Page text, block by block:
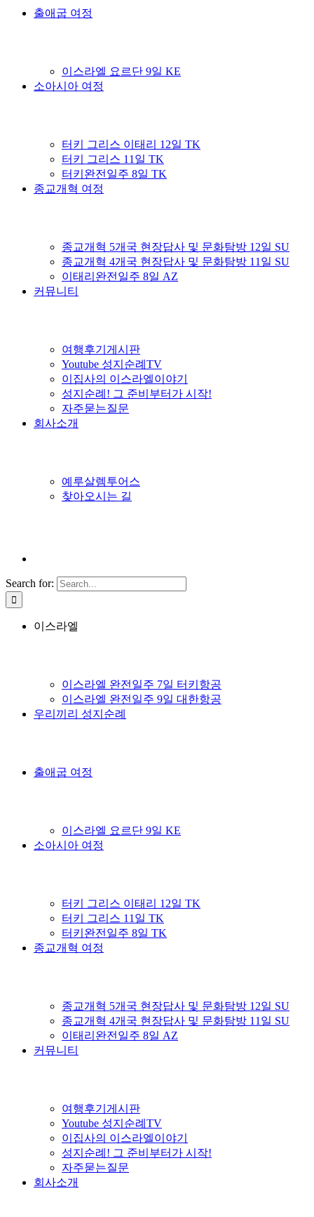
출애굽 여정
이스라엘 요르단 9일 KE
소아시아 여정
터키 그리스 이태리 12일 TK
터키 그리스 11일 TK
터키완전일주 8일 TK
종교개혁 여정
종교개혁 5개국 현장답사 및 문화탐방 12일 SU
종교개혁 4개국 현장답사 및 문화탐방 11일 SU
이태리완전일주 8일 AZ
커뮤니티
여행후기게시판
Youtube 성지순례TV
이집사의 이스라엘이야기
성지순례! 그 준비부터가 시작!
자주묻는질문
회사소개
예루살렘투어스
찾아오시는 길
Search for:
이스라엘
이스라엘 완전일주 7일 터키항공
이스라엘 완전일주 9일 대한항공
우리끼리 성지순례
출애굽 여정
이스라엘 요르단 9일 KE
소아시아 여정
터키 그리스 이태리 12일 TK
터키 그리스 11일 TK
터키완전일주 8일 TK
종교개혁 여정
종교개혁 5개국 현장답사 및 문화탐방 12일 SU
종교개혁 4개국 현장답사 및 문화탐방 11일 SU
이태리완전일주 8일 AZ
커뮤니티
여행후기게시판
Youtube 성지순례TV
이집사의 이스라엘이야기
성지순례! 그 준비부터가 시작!
자주묻는질문
회사소개